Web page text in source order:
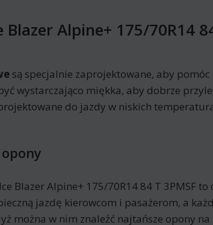
Blazer Alpine+ 175/70R14
są specjalnie zaprojektowane, aby
wystarczająco miękka, aby dobrze
do jazdy w niskich
Blazer Alpine+ 175/70R14 84 T 3PMSF
jazdę kierowcom i pasażerom, a
można w nim znaleźć najtańsze opony